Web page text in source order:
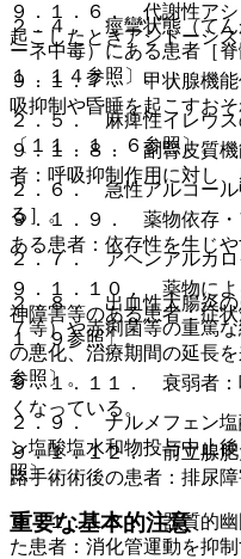
９．１．６． 代謝性ア
起こしたときアシドーシ
９．１．７． 甲状腺機
吸抑制や昏睡を起こすおそ
９．１．８． 副腎皮質機
者：呼吸抑制作用に対し
９．１．９． 薬物依存・
ある患者：依存性を生じ
９．１．１０． 薬物に
神障害等のある患者：症
１．９参照〕。
９．１．１１． 衰弱者：
くなっている。
９．１．１２． 前立腺肥
路手術術後の患者：排尿
９．１．１３． 器質的幽
た患者：消化管運動を抑制
２．４． 痙攣状態（て
ーネ中毒）にある患者［
１．１４参照〕。
２．５． 麻痺性イレウス
〔１１．１．６参照〕。
２．６． 急性アルコー
る］。
２．７． アヘンアルカロ
２．８． 出血性大腸炎の
７等）や赤痢菌等の重篤
の悪化、治療期間の延長
参照〕。
２．９． ナルメフェン塩
ン塩酸塩水和物投与中止
照〕。
重要な基本的注意